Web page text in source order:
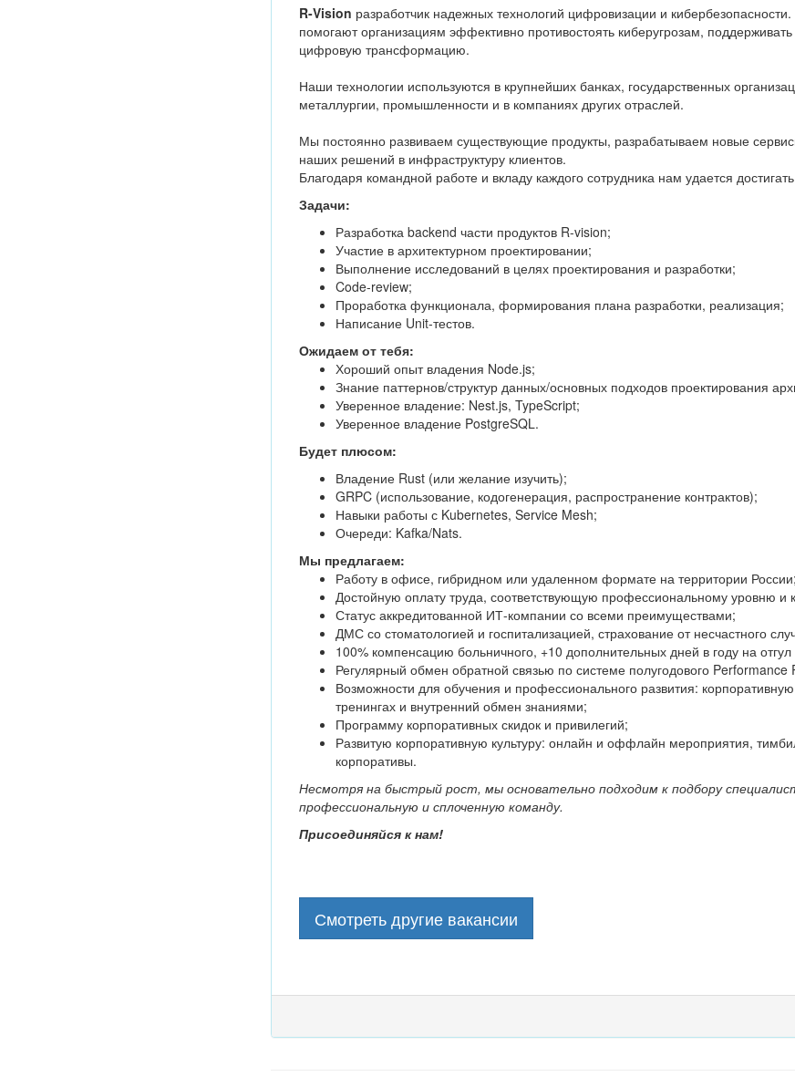
R-Vision разработчик надежных технологий цифровизации и
помогают организациям эффективно противостоять киберугрозам,
цифровую трансформацию.
Наши технологии используются в крупнейших банках, государственных
металлургии, промышленности и в компаниях других отраслей.
Мы постоянно развиваем существующие продукты, разрабатываем новые
наших решений в инфраструктуру клиентов.
Благодаря командной работе и вкладу каждого сотрудника нам удается
Задачи:
Разработка backend части продуктов R-vision;
Участие в архитектурном проектировании;
Выполнение исследований в целях проектирования и разработки;
Code-review;
Проработка функционала, формирования плана разработки, реализация;
Написание Unit-тестов.
Ожидаем от тебя:
Хороший опыт владения Node.js;
Знание паттернов/структур данных/основных подходов проектирования
Уверенное владение: Nest.js, TypeScript;
Уверенное владение PostgreSQL.
Будет плюсом:
Владение Rust (или желание изучить);
GRPC (использование, кодогенерация, распространение контрактов);
Навыки работы с Kubernetes, Service Mesh;
Очереди: Kafka/Nats.
Мы предлагаем:
Работу в офисе, гибридном или удаленном формате на территории России;
Достойную оплату труда, соответствующую профессиональному уровню и
Статус аккредитованной ИТ-компании со всеми преимуществами;
ДМС со стоматологией и госпитализацией, страхование от несчастного
100% компенсацию больничного, +10 дополнительных дней в году на
Регулярный обмен обратной связью по системе полугодового Performance
Возможности для обучения и профессионального развития:
тренингах и внутренний обмен знаниями;
Программу корпоративных скидок и привилегий;
Развитую корпоративную культуру: онлайн и оффлайн мероприятия,
корпоративы.
Несмотря на быстрый рост, мы основательно подходим к подбору
профессиональную и сплоченную команду.
Присоединяйся к нам!
Смотреть другие вакансии